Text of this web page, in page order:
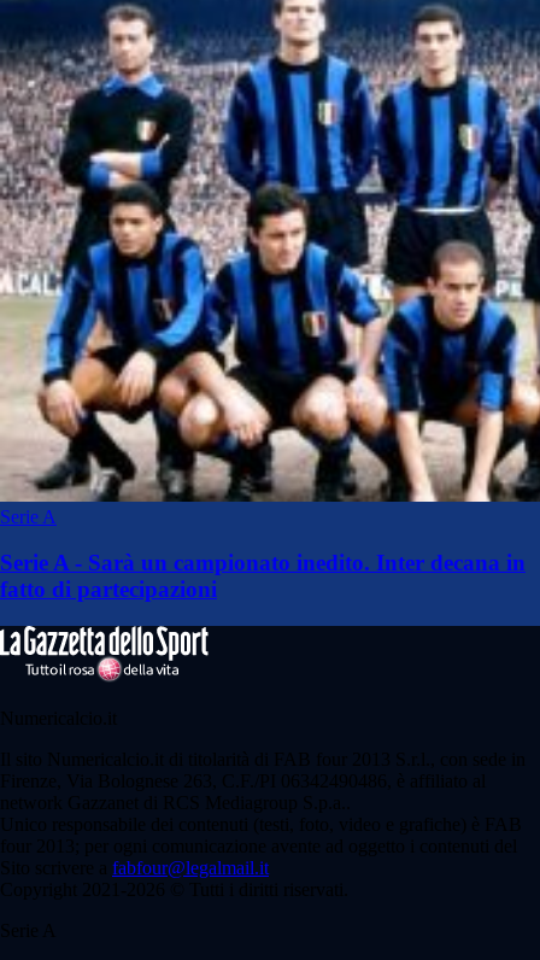
Serie A
Serie A - Sarà un campionato inedito. Inter decana in
fatto di partecipazioni
Numericalcio.it
Il sito Numericalcio.it di titolarità di FAB four 2013 S.r.l., con sede in
Firenze, Via Bolognese 263, C.F./PI 06342490486, è affiliato al
network Gazzanet di RCS Mediagroup S.p.a..
Unico responsabile dei contenuti (testi, foto, video e grafiche) è FAB
four 2013; per ogni comunicazione avente ad oggetto i contenuti del
Sito scrivere a fabfour@legalmail.it
Copyright 2021-2026 © Tutti i diritti riservati.
Serie A